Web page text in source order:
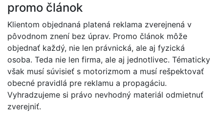
promo článok
Klientom objednaná platená reklama zverejnená v
pôvodnom znení bez úprav. Promo článok môže
objednať každý, nie len právnická, ale aj fyzická
osoba. Teda nie len firma, ale aj jednotlivec. Tématicky
však musí súvisieť s motorizmom a musí rešpektovať
obecné pravidlá pre reklamu a propagáciu.
Vyhradzujeme si právo nevhodný materiál odmietnuť
zverejniť.